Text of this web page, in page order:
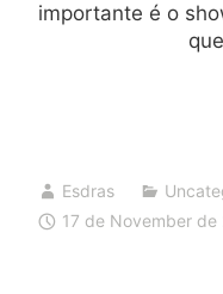
importante é o
Esdras
17 de November de